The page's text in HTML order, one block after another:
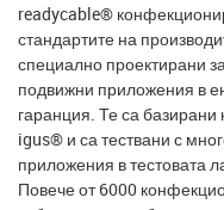
readycable®
стандартите на
специално проектирани
подвижни приложения в
гаранция. Те са
igus® и са тествани с
приложения в тестовата
Повече от 6000